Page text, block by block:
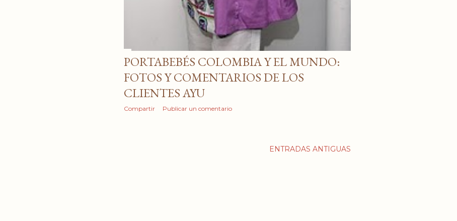
PORTABEBÉS COLOMBIA Y EL MUNDO:
FOTOS Y COMENTARIOS DE LOS
CLIENTES AYU
Compartir Publicar un comentario
ENTRADAS ANTIGUAS